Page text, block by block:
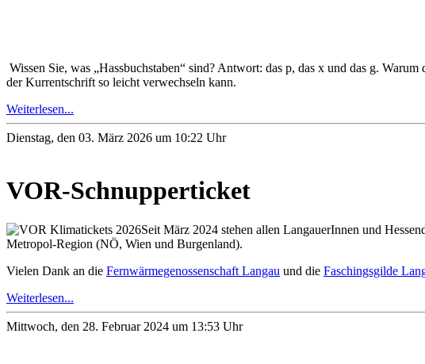
Wissen Sie, was „Hassbuchstaben“ sind? Antwort: das p, das x und das g.
der Kurrentschrift so leicht verwechseln kann.
Weiterlesen...
Dienstag, den 03. März 2026 um 10:22 Uhr
VOR-Schnupperticket
Seit März 2024 stehen allen LangauerInnen und
Metropol-Region (NÖ, Wien und Burgenland).
Vielen Dank an die Fernwärmegenossenschaft Langau und die Faschingsgilde
Weiterlesen...
Mittwoch, den 28. Februar 2024 um 13:53 Uhr